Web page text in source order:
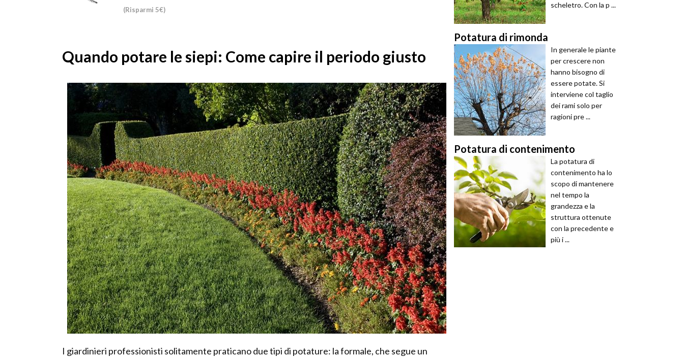
(Risparmi 5€)
Quando potare le siepi: Come capire il periodo giusto
I giardinieri professionisti solitamente praticano due tipi di potature: la formale, che segue un
scheletro. Con la p ...
Potatura di rimonda
In generale le piante
per crescere non
hanno bisogno di
essere potate. Si
interviene col taglio
dei rami solo per
ragioni pre ...
Potatura di contenimento
La potatura di
contenimento ha lo
scopo di mantenere
nel tempo la
grandezza e la
struttura ottenute
con la precedente e
più i ...